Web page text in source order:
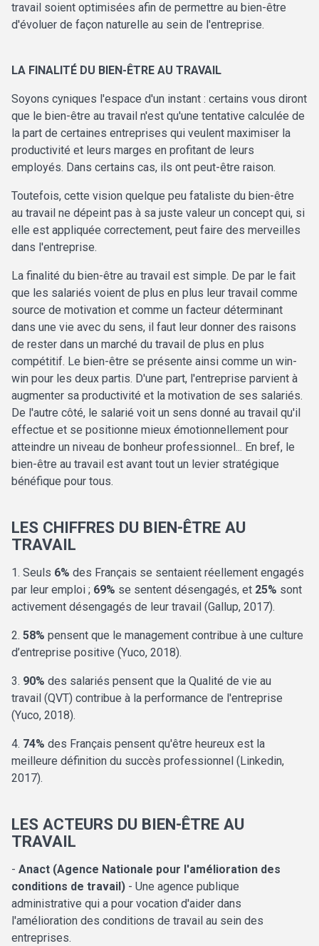
travail soient optimisées afin de permettre au bien-être
d'évoluer de façon naturelle au sein de l'entreprise.
LA FINALITÉ DU BIEN-ÊTRE AU TRAVAIL
Soyons cyniques l'espace d'un instant : certains vous diront
que le bien-être au travail n'est qu'une tentative calculée de
la part de certaines entreprises qui veulent maximiser la
productivité et leurs marges en profitant de leurs
employés. Dans certains cas, ils ont peut-être raison.
Toutefois, cette vision quelque peu fataliste du bien-être
au travail ne dépeint pas à sa juste valeur un concept qui, si
elle est appliquée correctement, peut faire des merveilles
dans l'entreprise.
La finalité du bien-être au travail est simple. De par le fait
que les salariés voient de plus en plus leur travail comme
source de motivation et comme un facteur déterminant
dans une vie avec du sens, il faut leur donner des raisons
de rester dans un marché du travail de plus en plus
compétitif. Le bien-être se présente ainsi comme un win-
win pour les deux partis. D'une part, l'entreprise parvient à
augmenter sa productivité et la motivation de ses salariés.
De l'autre côté, le salarié voit un sens donné au travail qu'il
effectue et se positionne mieux émotionnellement pour
atteindre un niveau de bonheur professionnel... En bref, le
bien-être au travail est avant tout un levier stratégique
bénéfique pour tous.
LES CHIFFRES DU BIEN-ÊTRE AU
TRAVAIL
1. Seuls 6% des Français se sentaient réellement engagés
par leur emploi ; 69% se sentent désengagés, et 25% sont
activement désengagés de leur travail (Gallup, 2017).
2. 58% pensent que le management contribue à une culture
d’entreprise positive (Yuco, 2018).
3. 90% des salariés pensent que la Qualité de vie au
travail (QVT) contribue à la performance de l'entreprise
(Yuco, 2018).
4. 74% des Français pensent qu'être heureux est la
meilleure définition du succès professionnel (Linkedin,
2017).
LES ACTEURS DU BIEN-ÊTRE AU
TRAVAIL
- Anact (Agence Nationale pour l'amélioration des
conditions de travail) - Une agence publique
administrative qui a pour vocation d'aider dans
l'amélioration des conditions de travail au sein des
entreprises.